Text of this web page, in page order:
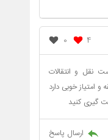
4
0
نقل و انتقالات
امتیاز خوبی دارد
گیری کنید
ارسال پاسخ